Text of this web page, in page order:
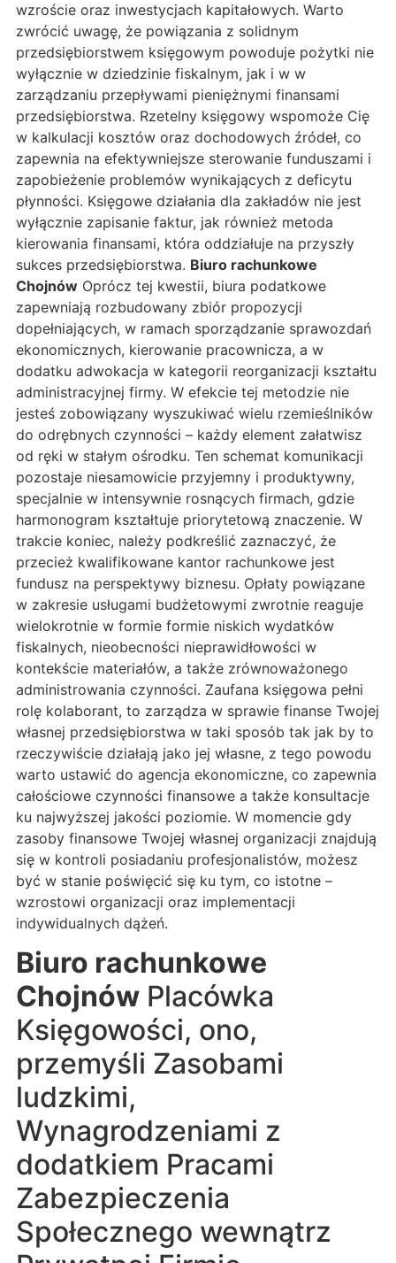
wzroście oraz inwestycjach kapitałowych. Warto
zwrócić uwagę, że powiązania z solidnym
przedsiębiorstwem księgowym powoduje pożytki nie
wyłącznie w dziedzinie fiskalnym, jak i w w
zarządzaniu przepływami pieniężnymi finansami
przedsiębiorstwa. Rzetelny księgowy wspomoże Cię
w kalkulacji kosztów oraz dochodowych źródeł, co
zapewnia na efektywniejsze sterowanie funduszami i
zapobieżenie problemów wynikających z deficytu
płynności. Księgowe działania dla zakładów nie jest
wyłącznie zapisanie faktur, jak również metoda
kierowania finansami, która oddziałuje na przyszły
sukces przedsiębiorstwa. Biuro rachunkowe
Chojnów Oprócz tej kwestii, biura podatkowe
zapewniają rozbudowany zbiór propozycji
dopełniających, w ramach sporządzanie sprawozdań
ekonomicznych, kierowanie pracownicza, a w
dodatku adwokacja w kategorii reorganizacji kształtu
administracyjnej firmy. W efekcie tej metodzie nie
jesteś zobowiązany wyszukiwać wielu rzemieślników
do odrębnych czynności – każdy element załatwisz
od ręki w stałym ośrodku. Ten schemat komunikacji
pozostaje niesamowicie przyjemny i produktywny,
specjalnie w intensywnie rosnących firmach, gdzie
harmonogram kształtuje priorytetową znaczenie. W
trakcie koniec, należy podkreślić zaznaczyć, że
przecież kwalifikowane kantor rachunkowe jest
fundusz na perspektywy biznesu. Opłaty powiązane
w zakresie usługami budżetowymi zwrotnie reaguje
wielokrotnie w formie formie niskich wydatków
fiskalnych, nieobecności nieprawidłowości w
kontekście materiałów, a także zrównoważonego
administrowania czynności. Zaufana księgowa pełni
rolę kolaborant, to zarządza w sprawie finanse Twojej
własnej przedsiębiorstwa w taki sposób tak jak by to
rzeczywiście działają jako jej własne, z tego powodu
warto ustawić do agencja ekonomiczne, co zapewnia
całościowe czynności finansowe a także konsultacje
ku najwyższej jakości poziomie. W momencie gdy
zasoby finansowe Twojej własnej organizacji znajdują
się w kontroli posiadaniu profesjonalistów, możesz
być w stanie poświęcić się ku tym, co istotne –
wzrostowi organizacji oraz implementacji
indywidualnych dążeń.
Biuro rachunkowe
Chojnów Placówka
Księgowości, ono,
przemyśli Zasobami
ludzkimi,
Wynagrodzeniami z
dodatkiem Pracami
Zabezpieczenia
Społecznego wewnątrz